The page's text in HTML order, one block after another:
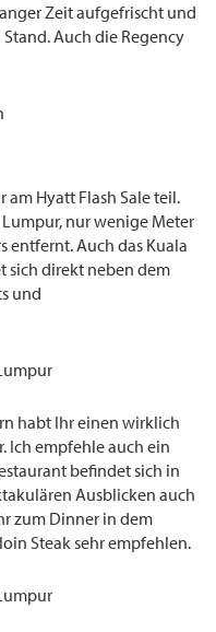
Zeit aufgefrischt und
Auch die Regency
am Hyatt Flash Sale teil.
nur wenige Meter
entfernt. Auch das Kuala
sich direkt neben dem
und
habt Ihr einen wirklich
Ich empfehle auch ein
befindet sich in
Ausblicken auch
zum Dinner in dem
Steak sehr empfehlen.